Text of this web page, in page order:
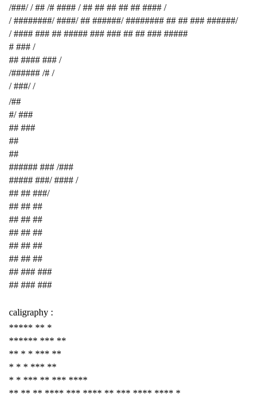
/###/ / ## /# #### / ## ## ## ## ## #### /
/ ########/ ####/ ## ######/ ######## ## ## ### ######/
/ #### ### ## ##### ### ### ## ## ### #####
# ### /
## #### ### /
/###### /# /
/ ###/ /
/##
#/ ###
## ###
##
##
###### ### /###
##### ###/ #### /
## ## ###/
## ## ##
## ## ##
## ## ##
## ## ##
## ## ##
## ### ###
## ### ###
caligraphy :
***** ** *
****** *** **
** * * *** **
* * * *** **
* * *** ** *** ****
** ** ** **** *** **** ** *** **** **** *